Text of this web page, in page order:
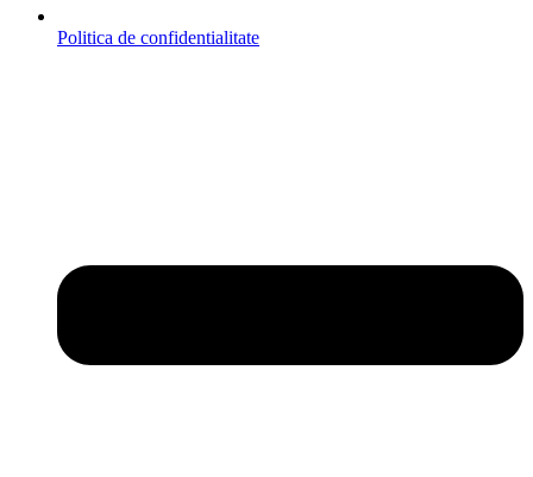
Politica de confidentialitate